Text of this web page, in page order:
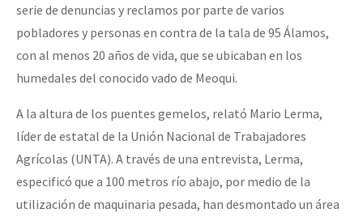
Migración
Presos
Mujeres
Niñxs
ETIQUETAS
MULTIMEDIA
Audio
[CDMX – 20 julio] Jornadas globales por la libertad de Jesús
“Sonhando a Terra do Bem Virá” se publica no Estado Espanhol
Se o México sabe, que o mundo saiba! Nossas lutas pela
serie de denuncias y reclamos por parte de varios
pobladores y personas en contra de la tala de 95 Álamos,
con al menos 20 años de vida, que se ubicaban en los
humedales del conocido vado de Meoqui.
A la altura de los puentes gemelos, relató Mario Lerma,
líder de estatal de la Unión Nacional de Trabajadores
Agrícolas (UNTA). A través de una entrevista, Lerma,
especificó que a 100 metros río abajo, por medio de la
utilización de maquinaria pesada, han desmontado un área